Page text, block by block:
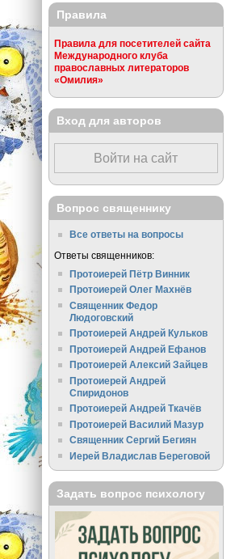
Правила
Правила для посетителей сайта
Международного клуба
православных литераторов
«Омилия»
Вход для авторов
Войти на сайт
Вопрос священнику
Все ответы на вопросы
Ответы священников:
Протоиерей Пётр Винник
Протоиерей Олег Махнёв
Священник Федор
Людоговский
Протоиерей Андрей Кульков
Протоиерей Андрей Ефанов
Протоиерей Алексий Зайцев
Протоиерей Андрей
Спиридонов
Протоиерей Андрей Ткачёв
Протоиерей Василий Мазур
Священник Сергий Бегиян
Иерей Владислав Береговой
Задать вопрос психологу